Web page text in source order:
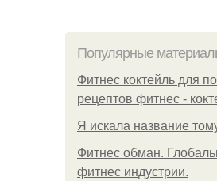
Популярные
Фитнес коктейль для
рецептов фитнес -
Я искала название
Фитнес обман.
фитнес индустрии.